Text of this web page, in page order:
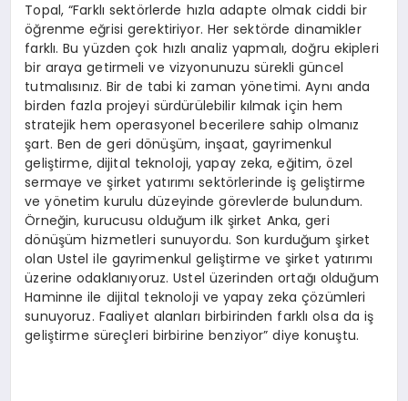
Topal, “Farklı sektörlerde hızla adapte olmak ciddi bir
öğrenme eğrisi gerektiriyor. Her sektörde dinamikler
farklı. Bu yüzden çok hızlı analiz yapmalı, doğru ekipleri
bir araya getirmeli ve vizyonunuzu sürekli güncel
tutmalısınız. Bir de tabi ki zaman yönetimi. Aynı anda
birden fazla projeyi sürdürülebilir kılmak için hem
stratejik hem operasyonel becerilere sahip olmanız
şart. Ben de geri dönüşüm, inşaat, gayrimenkul
geliştirme, dijital teknoloji, yapay zeka, eğitim, özel
sermaye ve şirket yatırımı sektörlerinde iş geliştirme
ve yönetim kurulu düzeyinde görevlerde bulundum.
Örneğin, kurucusu olduğum ilk şirket Anka, geri
dönüşüm hizmetleri sunuyordu. Son kurduğum şirket
olan Ustel ile gayrimenkul geliştirme ve şirket yatırımı
üzerine odaklanıyoruz. Ustel üzerinden ortağı olduğum
Haminne ile dijital teknoloji ve yapay zeka çözümleri
sunuyoruz. Faaliyet alanları birbirinden farklı olsa da iş
geliştirme süreçleri birbirine benziyor” diye konuştu.